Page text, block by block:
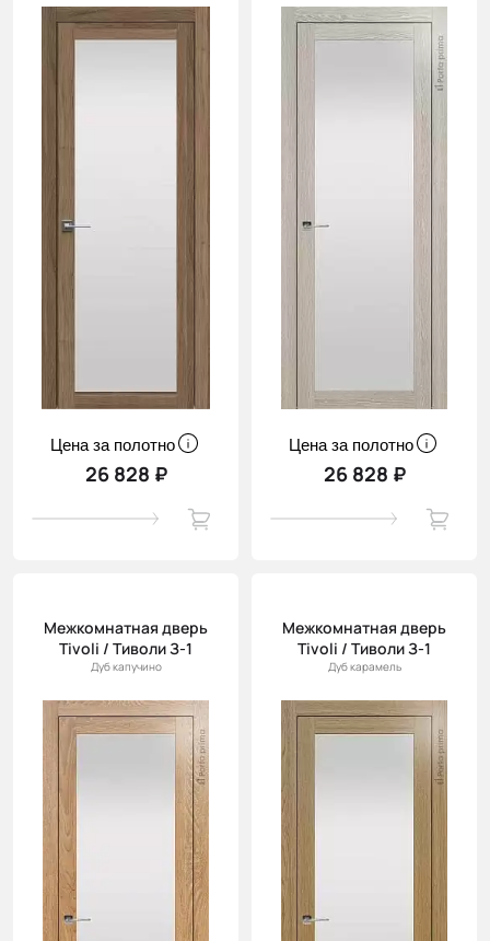
Цена за полотно
26 828 ₽
Цена за полотно
26 828 ₽
Межкомнатная дверь
Tivoli / Тиволи З-1
Дуб капучино
Межкомнатная дверь
Tivoli / Тиволи З-1
Дуб карамель